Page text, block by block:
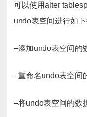
可以使用alter
undo表空间进行如下
–添加undo表空间的
–重命名undo表空间
–将undo表空间的数